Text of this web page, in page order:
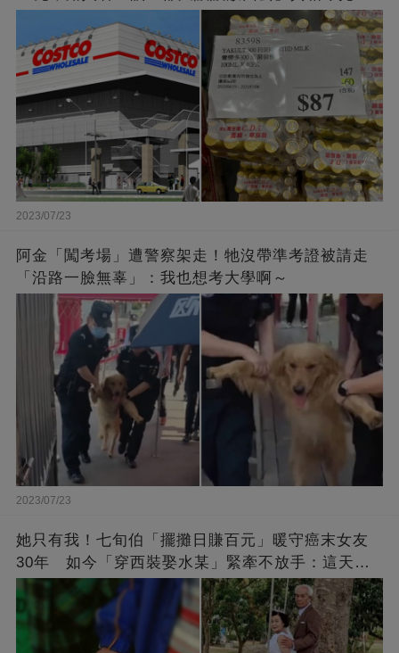
2023/07/23
阿金「闖考場」遭警察架走！牠沒帶準考證被請走
「沿路一臉無辜」：我也想考大學啊～
2023/07/23
她只有我！七旬伯「擺攤日賺百元」暖守癌末女友
30年 如今「穿西裝娶水某」緊牽不放手：這天等
了好久